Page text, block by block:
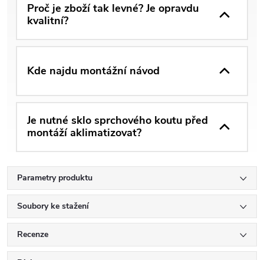
Proč je zboží tak levné? Je opravdu
kvalitní?
Kde najdu montážní návod
Je nutné sklo sprchového koutu před
montáží aklimatizovat?
Parametry produktu
Soubory ke stažení
Recenze